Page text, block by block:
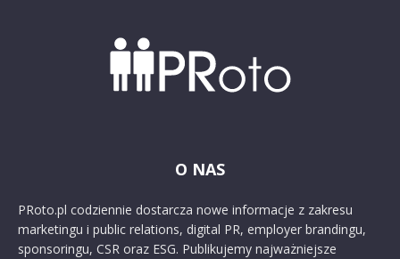
O NAS
PRoto.pl codziennie dostarcza nowe informacje z zakresu
marketingu i public relations, digital PR, employer brandingu,
sponsoringu, CSR oraz ESG. Publikujemy najważniejsze